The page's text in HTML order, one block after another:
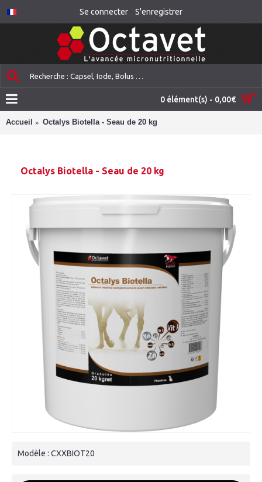
Se connecter S'enregistrer
0 élément(s) - 0,00€
Accueil Octalys Biotella - Seau de 20 kg
Octalys Biotella - Seau de 20 kg
Modèle : CXXBIOT20